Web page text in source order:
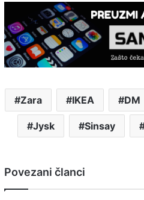
Zara IKEA DM
Jysk Sinsay
Povezani članci